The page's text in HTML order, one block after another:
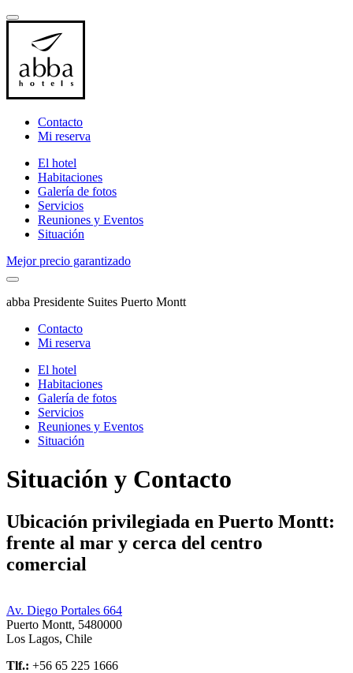
Contacto
Mi reserva
El hotel
Habitaciones
Galería de fotos
Servicios
Reuniones y Eventos
Situación
Mejor precio garantizado
abba Presidente Suites Puerto Montt
Contacto
Mi reserva
El hotel
Habitaciones
Galería de fotos
Servicios
Reuniones y Eventos
Situación
Situación y Contacto
Ubicación privilegiada en Puerto Montt:
frente al mar y cerca del centro
comercial
Av. Diego Portales 664
Puerto Montt, 5480000
Los Lagos, Chile
Tlf.: +56 65 225 1666